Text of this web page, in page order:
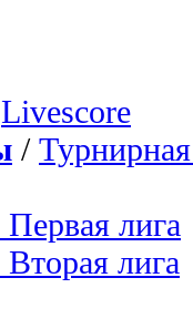
Livescore
/
лига
лига